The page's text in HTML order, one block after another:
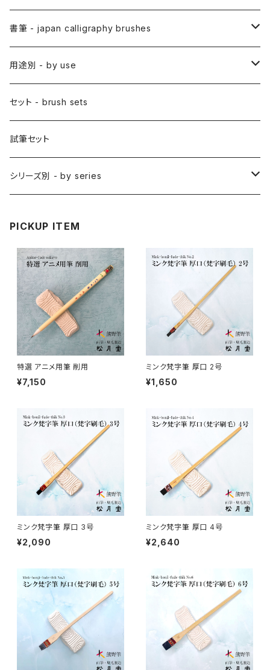
アニメ用線描筆
アニメ用平筆
絵手紙用筆 / ETEGAMI (pic letter)
彩色筆 / SAISHIKI (color)
面相筆 / MENSO (line,detail)
削用筆 / SAKUYO (all-purpose)
隈取筆 / KUMADORI (blur,color)
長流 / CHORYU (ink draw)
山馬筆 / SANBA (ink,rough line)
ローケツ筆 / ROUKETSU (batik)
線描筆 / SENBYO (line,outline)
付立筆 / TSUKETATEFUDE
如水 / NYOSUI (line,color)
白圭 / HAKKEI(line,color,crafts)
蒔絵筆 / MAKIE
円山筆 / Maruyama Fude
オロンピー筆 / Oronpy Fude
絵刷毛 / EBAKE (paint brushs)
日本画用絵刷毛
アニメ用絵刷毛
スリ込刷毛 / SURIKOMIBAKE (stencil)
差指刷毛 / SASHIBAKE (silk dyeing)
梵字筆 / BONJI-FUDE (sanskrit)
料理用刷毛 / RYORIBAKE(kitchen)
竹刷毛 / TAKEBAKE
横刷毛
唐刷毛
日本画用唐刷毛
書筆 - japan calligraphy brushes
小筆
仮名用
禅シリーズ
用途別 - by use
日本画 - japanese-style painting
水墨画 - japanese ink paint/sumie
アニメ背景美術 - anime background art
アニメ水張り・ぼかし・グラデーション
アニメ特定用途描き・特殊
絵手紙 - picture letter
カリグラフィー - calligraphy
陶芸 - ceramics
暮らし・雑貨 - knickknack
料理 - cooking
工芸
セット - brush sets
試筆セット
シリーズ別 - by series
PICKUP ITEM
特選 アニメ用筆 削用
¥7,150
ミンク梵字筆 厚口 2号
¥1,650
ミンク梵字筆 厚口 3号
¥2,090
ミンク梵字筆 厚口 4号
¥2,640